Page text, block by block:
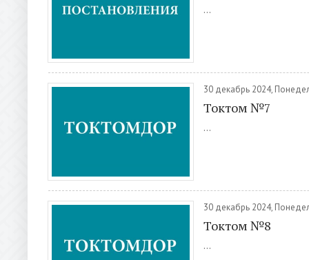
...
30 декабрь 2024,
Токтом №7
...
30 декабрь 2024,
Токтом №8
...